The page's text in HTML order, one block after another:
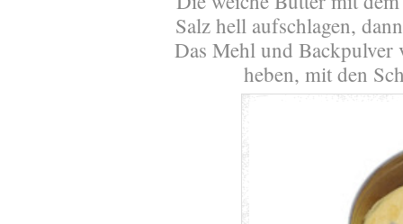
Salz hell aufschlagen,
Das Mehl und Backpulver
heben, mit den